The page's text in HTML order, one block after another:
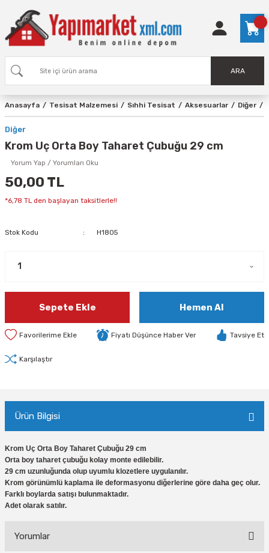
ARA
Anasayfa Tesisat Malzemesi Sıhhi Tesisat Aksesuarlar Diğer
Diğer
Krom Uç Orta Boy Taharet Çubuğu 29 cm
Yorum Yap / Yorumları Oku
50,00 TL
*6,78 TL den başlayan taksitlerle!!
Stok Kodu H1805
Sepete Ekle Hemen Al
Fiyatı Düşünce Haber Ver Tavsiye Et
Karşılaştır
Ürün Bilgisi
Krom Uç Orta Boy Taharet Çubuğu 29 cm
Orta boy taharet çubuğu kolay monte edilebilir.
29 cm uzunluğunda olup uyumlu klozetlere uygulanılır.
Krom görünümlü kaplama ile deformasyonu diğerlerine göre daha geç olur.
Farklı boylarda satışı bulunmaktadır.
Adet olarak satılır.
Yorumlar